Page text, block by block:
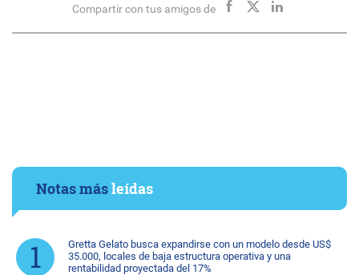
Compartir con tus amigos de
Notas másleídas
Gretta Gelato busca expandirse con un modelo desde US$
35.000, locales de baja estructura operativa y una
rentabilidad proyectada del 17%